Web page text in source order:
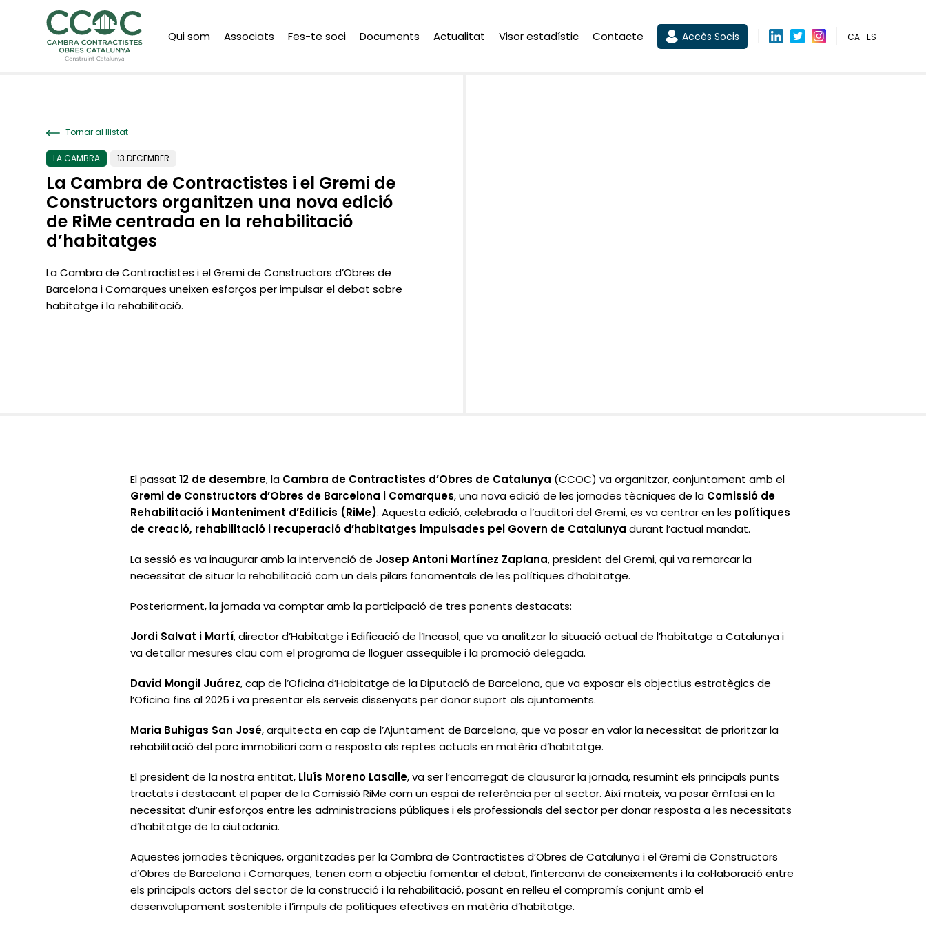
Qui som Associats Fes-te soci Documents Actualitat Visor estadístic Contacte Accès Socis CA ES
Tornar al llistat
LA CAMBRA 13 DECEMBER
La Cambra de Contractistes i el Gremi de
Constructors organitzen una nova edició
de RiMe centrada en la rehabilitació
d’habitatges
La Cambra de Contractistes i el Gremi de Constructors d’Obres de
Barcelona i Comarques uneixen esforços per impulsar el debat sobre
habitatge i la rehabilitació.
El passat12 de desembre, la Cambra de Contractistes d’Obres de Catalunya (CCOC) va organitzar, conjuntament amb el
Gremi de Constructors d’Obres de Barcelona i Comarques, una nova edició de les jornades tècniques de la Comissió de
Rehabilitació i Manteniment d’Edificis (RiMe). Aquesta edició, celebrada a l’auditori del Gremi, es va centrar en les polítiques
de creació, rehabilitació i recuperació d’habitatges impulsades pel Govern de Catalunya durant l’actual mandat.
La sessió es va inaugurar amb la intervenció de Josep Antoni Martínez Zaplana, president del Gremi, qui va remarcar la
necessitat de situar la rehabilitació com un dels pilars fonamentals de les polítiques d’habitatge.
Posteriorment, la jornada va comptar amb la participació de tres ponents destacats:
Jordi Salvat i Martí, director d’Habitatge i Edificació de l’Incasol, que va analitzar la situació actual de l’habitatge a Catalunya i
va detallar mesures clau com el programa de lloguer assequible i la promoció delegada.
David Mongil Juárez, cap de l’Oficina d’Habitatge de la Diputació de Barcelona, que va exposar els objectius estratègics de
l’Oficina fins al 2025 i va presentar els serveis dissenyats per donar suport als ajuntaments.
Maria Buhigas San José, arquitecta en cap de l’Ajuntament de Barcelona, que va posar en valor la necessitat de prioritzar la
rehabilitació del parc immobiliari com a resposta als reptes actuals en matèria d’habitatge.
El president de la nostra entitat, Lluís Moreno Lasalle, va ser l’encarregat de clausurar la jornada, resumint els principals punts
tractats i destacant el paper de la Comissió RiMe com un espai de referència per al sector. Així mateix, va posar èmfasi en la
necessitat d’unir esforços entre les administracions públiques i els professionals del sector per donar resposta a les necessitats
d’habitatge de la ciutadania.
Aquestes jornades tècniques, organitzades per la Cambra de Contractistes d’Obres de Catalunya i el Gremi de Constructors
d’Obres de Barcelona i Comarques, tenen com a objectiu fomentar el debat, l’intercanvi de coneixements i la col·laboració entre
els principals actors del sector de la construcció i la rehabilitació, posant en relleu el compromís conjunt amb el
desenvolupament sostenible i l’impuls de polítiques efectives en matèria d’habitatge.